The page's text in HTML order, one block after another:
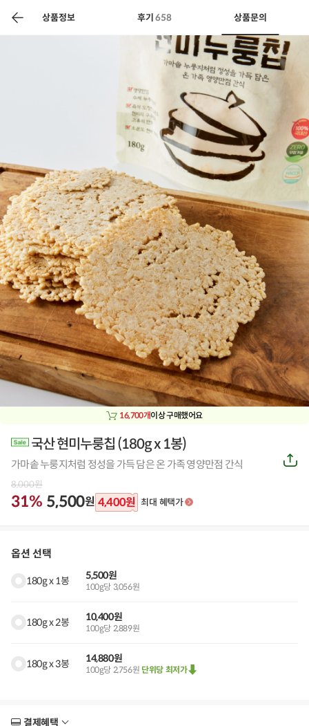
상품정보 후기 658 상품문의
주문/배송 고객센터
16,700개이상 구매했어요
국산 현미누룽칩 (180g x 1봉)
가마솥 누룽지처럼 정성을 가득 담은 온 가족 영양만점 간식
8,000원
31% 5,500원 4,400원 최대 혜택가
공
유
옵션 선택
180g x 1봉 5,500원
100g당 3,056원
180g x 2봉 10,400원
100g당 2,889원
180g x 3봉 14,880원
100g당 2,756원 단위당 최저가
결제혜택